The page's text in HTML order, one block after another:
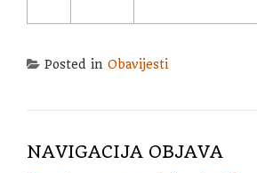
Posted in Obavijesti
NAVIGACIJA OBJAVA